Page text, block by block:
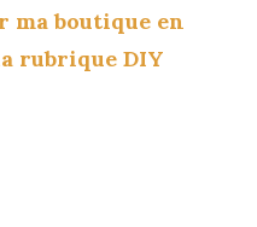
ma boutique en
rubrique DIY